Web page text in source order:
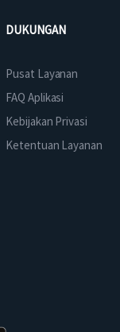
DUKUNGAN
Pusat Layanan
FAQ Aplikasi
Kebijakan Privasi
Ketentuan Layanan